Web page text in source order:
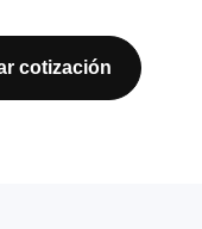
cotización